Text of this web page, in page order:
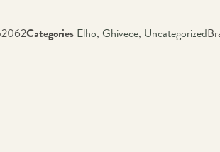
Categories Elho, Ghivece, Uncategorized